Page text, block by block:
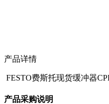
产品详情
FESTO费斯托现货缓冲器
产品采购说明